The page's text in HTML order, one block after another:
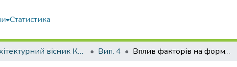
Статистика
Архітектурний вісник КНУБА Вип. 4 Вплив факторів на формування гелікортів